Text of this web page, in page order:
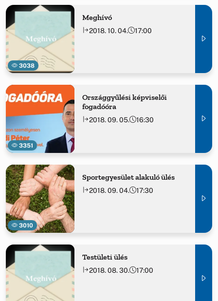
3038
Meghívó
2018. 10. 04. 17:00
3351
Országgyűlési képviselői
fogadóóra
2018. 09. 05. 16:30
3010
Sportegyesület alakuló ülés
2018. 09. 04. 17:30
Testületi ülés
2018. 08. 30. 17:00